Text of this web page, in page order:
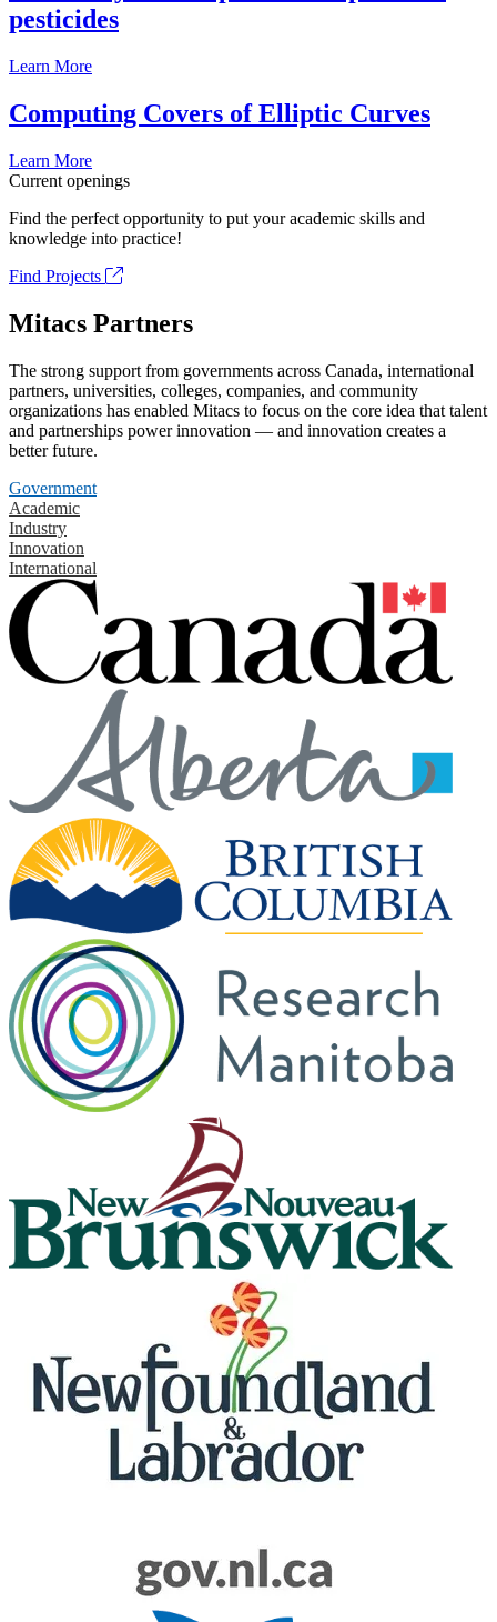
pesticides
Learn More
Computing Covers of Elliptic Curves
Learn More
Current openings
Find the perfect opportunity to put your academic skills and
knowledge into practice!
Find Projects
Mitacs Partners
The strong support from governments across Canada, international
partners, universities, colleges, companies, and community
organizations has enabled Mitacs to focus on the core idea that talent
and partnerships power innovation — and innovation creates a
better future.
Government
Academic
Industry
Innovation
International